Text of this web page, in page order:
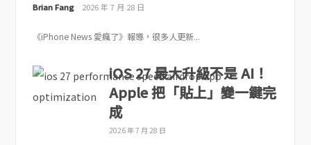
Brian Fang 2026 年 7 月 28 日
《iPhone News 愛瘋了》報導，很多人更新...
iOS 27 最大升級不是 AI！
Apple 把「貼上」變一鍵完
成
2026 年 7 月 28 日